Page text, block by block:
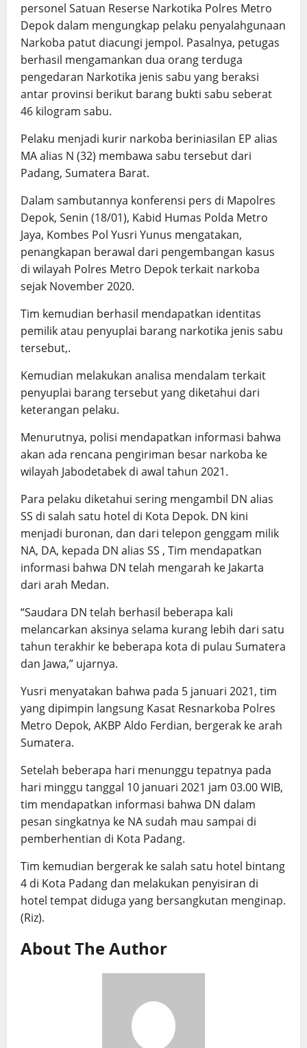
personel Satuan Reserse Narkotika Polres Metro
Depok dalam mengungkap pelaku penyalahgunaan
Narkoba patut diacungi jempol. Pasalnya, petugas
berhasil mengamankan dua orang terduga
pengedaran Narkotika jenis sabu yang beraksi
antar provinsi berikut barang bukti sabu seberat
46 kilogram sabu.
Pelaku menjadi kurir narkoba beriniasilan EP alias
MA alias N (32) membawa sabu tersebut dari
Padang, Sumatera Barat.
Dalam sambutannya konferensi pers di Mapolres
Depok, Senin (18/01), Kabid Humas Polda Metro
Jaya, Kombes Pol Yusri Yunus mengatakan,
penangkapan berawal dari pengembangan kasus
di wilayah Polres Metro Depok terkait narkoba
sejak November 2020.
Tim kemudian berhasil mendapatkan identitas
pemilik atau penyuplai barang narkotika jenis sabu
tersebut,.
Kemudian melakukan analisa mendalam terkait
penyuplai barang tersebut yang diketahui dari
keterangan pelaku.
Menurutnya, polisi mendapatkan informasi bahwa
akan ada rencana pengiriman besar narkoba ke
wilayah Jabodetabek di awal tahun 2021.
Para pelaku diketahui sering mengambil DN alias
SS di salah satu hotel di Kota Depok. DN kini
menjadi buronan, dan dari telepon genggam milik
NA, DA, kepada DN alias SS , Tim mendapatkan
informasi bahwa DN telah mengarah ke Jakarta
dari arah Medan.
“Saudara DN telah berhasil beberapa kali
melancarkan aksinya selama kurang lebih dari satu
tahun terakhir ke beberapa kota di pulau Sumatera
dan Jawa,” ujarnya.
Yusri menyatakan bahwa pada 5 januari 2021, tim
yang dipimpin langsung Kasat Resnarkoba Polres
Metro Depok, AKBP Aldo Ferdian, bergerak ke arah
Sumatera.
Setelah beberapa hari menunggu tepatnya pada
hari minggu tanggal 10 januari 2021 jam 03.00 WIB,
tim mendapatkan informasi bahwa DN dalam
pesan singkatnya ke NA sudah mau sampai di
pemberhentian di Kota Padang.
Tim kemudian bergerak ke salah satu hotel bintang
4 di Kota Padang dan melakukan penyisiran di
hotel tempat diduga yang bersangkutan menginap.
(Riz).
About The Author